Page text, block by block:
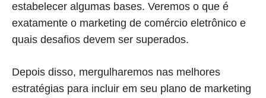
estabelecer algumas bases. Veremos o que é
exatamente o marketing de comércio eletrônico e
quais desafios devem ser superados.
Depois disso, mergulharemos nas melhores
estratégias para incluir em seu plano de marketing